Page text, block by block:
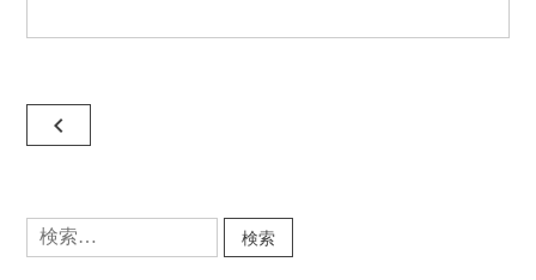
稿
ビ
ゲ
navigate_before
検
索: